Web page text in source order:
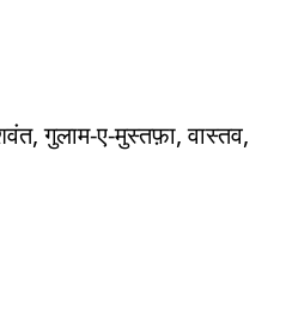
गुलाम-ए-मुस्तफ़ा, वास्तव,